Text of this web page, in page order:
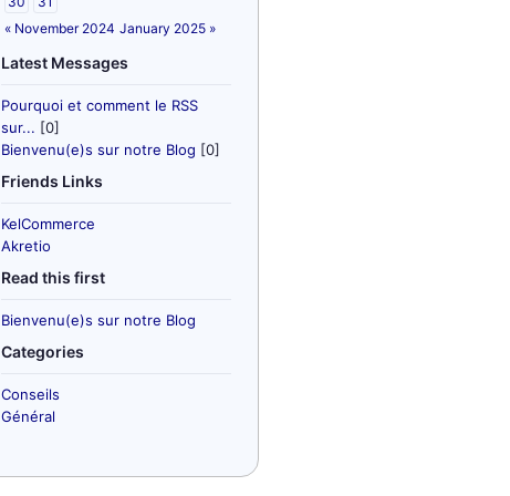
« November 2024 January 2025 »
Latest Messages
Pourquoi et comment le RSS
sur... [0]
Bienvenu(e)s sur notre Blog [0]
Friends Links
KelCommerce
Akretio
Read this first
Bienvenu(e)s sur notre Blog
Categories
Conseils
Général